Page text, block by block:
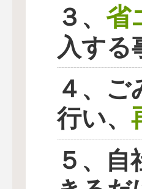
３、 省
入する
４、ご
行い、
５、